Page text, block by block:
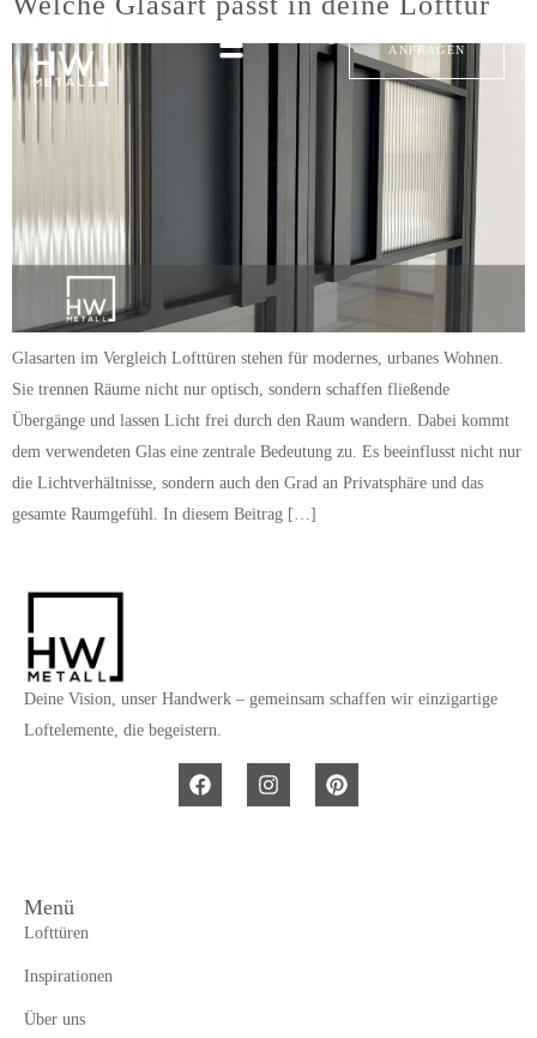
ANFRAGEN
Glasarten im Vergleich Lofttüren stehen für modernes, urbanes Wohnen.
Sie trennen Räume nicht nur optisch, sondern schaffen fließende
Übergänge und lassen Licht frei durch den Raum wandern. Dabei kommt
dem verwendeten Glas eine zentrale Bedeutung zu. Es beeinflusst nicht nur
die Lichtverhältnisse, sondern auch den Grad an Privatsphäre und das
gesamte Raumgefühl. In diesem Beitrag […]
Deine Vision, unser Handwerk – gemeinsam schaffen wir einzigartige
Loftelemente, die begeistern.
Menü
Lofttüren
Inspirationen
Über uns